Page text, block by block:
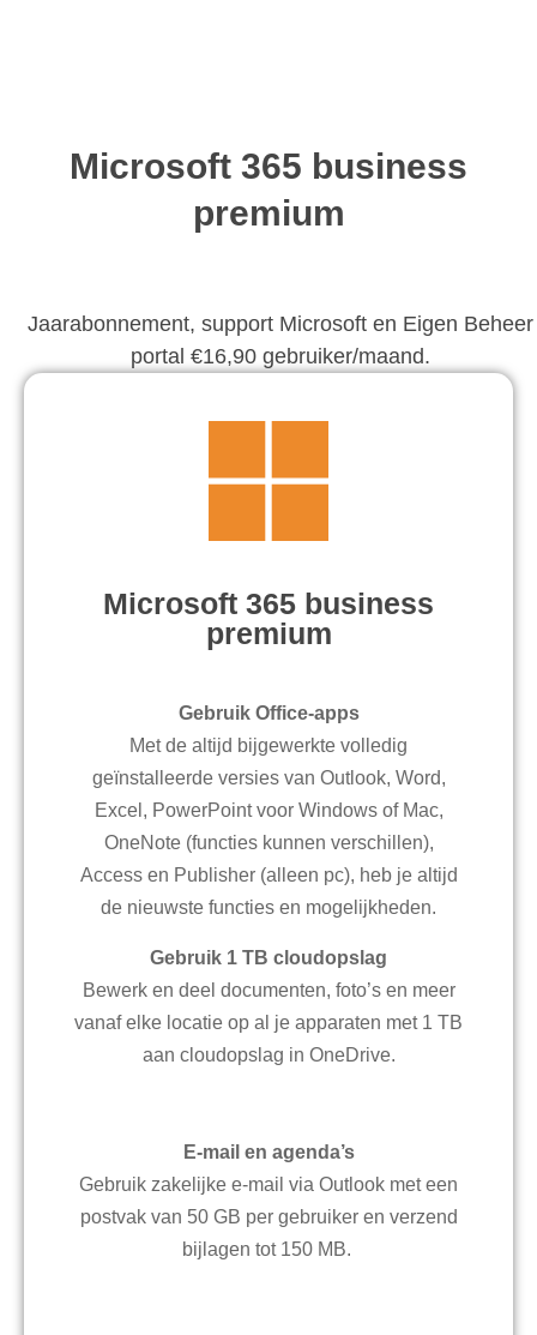
bedrijven
Microsoft 365 business
premium
Jaarabonnement, support Microsoft en Eigen Beheer
portal €16,90 gebruiker/maand.
Microsoft 365 business
premium
Gebruik Office-apps
Met de altijd bijgewerkte volledig
geïnstalleerde versies van Outlook, Word,
Excel, PowerPoint voor Windows of Mac,
OneNote (functies kunnen verschillen),
Access en Publisher (alleen pc), heb je altijd
de nieuwste functies en mogelijkheden.
Gebruik 1 TB cloudopslag
Bewerk en deel documenten, foto’s en meer
vanaf elke locatie op al je apparaten met 1 TB
aan cloudopslag in OneDrive.
E-mail en agenda’s
Gebruik zakelijke e-mail via Outlook met een
postvak van 50 GB per gebruiker en verzend
bijlagen tot 150 MB.